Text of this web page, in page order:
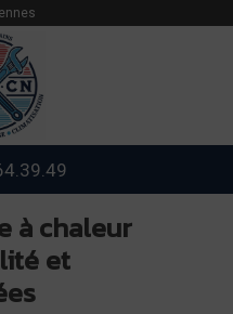
à chaleur
et